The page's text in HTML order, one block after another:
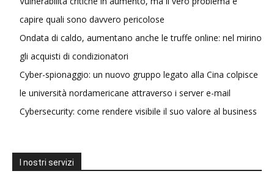
capire quali sono davvero pericolose
Ondata di caldo, aumentano anche le truffe online: nel mirino
gli acquisti di condizionatori
Cyber-spionaggio: un nuovo gruppo legato alla Cina colpisce
le università nordamericane attraverso i server e-mail
Cybersecurity: come rendere visibile il suo valore al business
I nostri servizi